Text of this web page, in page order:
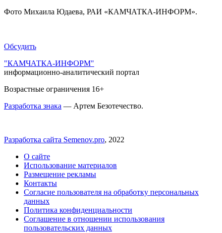
Фото Михаила Юдаева, РАИ «КАМЧАТКА-ИНФОРМ».
Обсудить
"КАМЧАТКА-ИНФОРМ"
информационно-аналитический портал
Возрастные ограничения 16+
Разработка знака — Артем Безотечество.
Разработка сайта Semenov.pro, 2022
О сайте
Использование материалов
Размещение рекламы
Контакты
Согласие пользователя на обработку персональных
данных
Политика конфиденциальности
Соглашение в отношении использования
пользовательских данных